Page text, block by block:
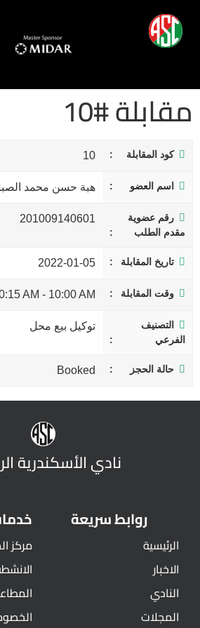
مقابلة #10
كود المقابلة 10
اسم العضو هبة حسن محمد
رقم عضوية
مقدم الطلب
201009140601
تاريخ المقابلة 2022-01-05
وقت المقابلة 10:00 AM
-
AM
التصنيف
الفرعي
توكيل بيع محل
حالة الحجز Booked
نادي الأسكندرية
روابط سريعة
الرئيسية
الاخبار
النادي
المجلات
مركز